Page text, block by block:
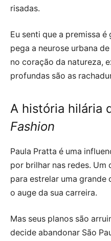
risadas.
Eu senti que a premissa é
pega a neurose urbana
no coração da natureza,
profundas são as
A história hilária
Fashion
Paula Pratta é uma
por brilhar nas redes. Um
para estrelar uma grande
o auge da sua carreira.
Mas seus planos são
decide abandonar São